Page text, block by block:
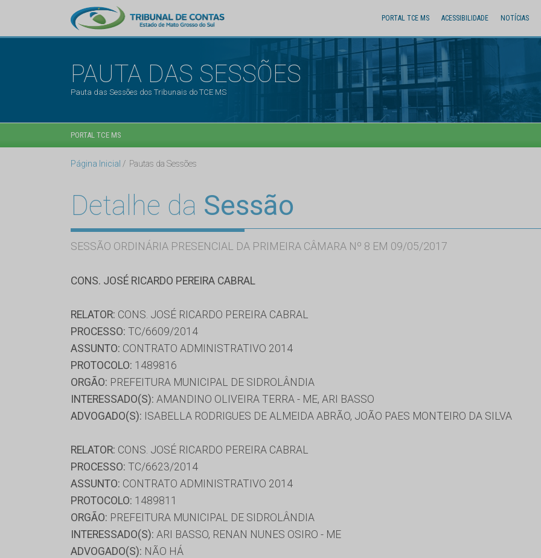
PORTAL TCE MS ACESSIBILIDADE NOTÍCIAS
PAUTA DAS SESSÕES
Pauta das Sessões dos Tribunais do TCE MS
PORTAL TCE MS
Página Inicial Pautas da Sessões
Detalhe da Sessão
SESSÃO ORDINÁRIA PRESENCIAL DA PRIMEIRA CÂMARA Nº 8 EM 09/05/2017
CONS. JOSÉ RICARDO PEREIRA CABRAL
RELATOR: CONS. JOSÉ RICARDO PEREIRA CABRAL
PROCESSO: TC/6609/2014
ASSUNTO: CONTRATO ADMINISTRATIVO 2014
PROTOCOLO: 1489816
ORGÃO: PREFEITURA MUNICIPAL DE SIDROLÂNDIA
INTERESSADO(S): AMANDINO OLIVEIRA TERRA - ME, ARI BASSO
ADVOGADO(S): ISABELLA RODRIGUES DE ALMEIDA ABRÃO, JOÃO PAES MONTEIRO DA SILVA
RELATOR: CONS. JOSÉ RICARDO PEREIRA CABRAL
PROCESSO: TC/6623/2014
ASSUNTO: CONTRATO ADMINISTRATIVO 2014
PROTOCOLO: 1489811
ORGÃO: PREFEITURA MUNICIPAL DE SIDROLÂNDIA
INTERESSADO(S): ARI BASSO, RENAN NUNES OSIRO - ME
ADVOGADO(S): NÃO HÁ